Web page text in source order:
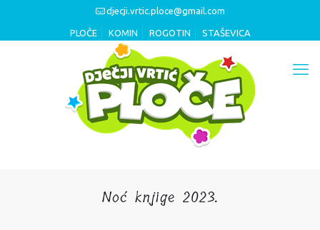
djecji.vrtic.ploce@gmail.com
PLOČE KOMIN ROGOTIN STAŠEVICA
Noć knjige 2023.